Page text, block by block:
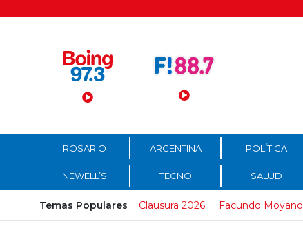
Menú Principal
ROSARIO ARGENTINA POLÍTICA
NEWELL’S TECNO SALUD
Temas Populares Clausura 2026 Facundo Moyano